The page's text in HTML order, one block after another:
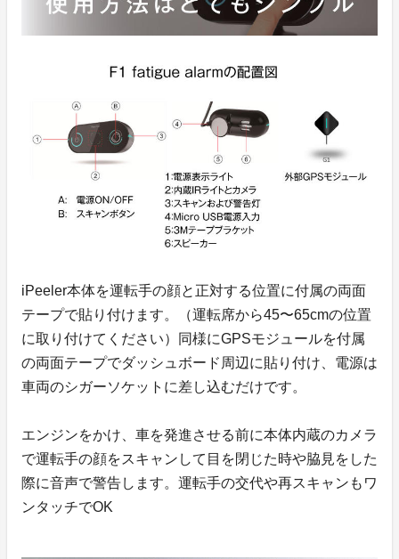
iPeeler本体を運転手の顔と正対する位置に付属の両面
テープで貼り付けます。（運転席から45〜65cmの位置
に取り付けてください）同様にGPSモジュールを付属
の両面テープでダッシュボード周辺に貼り付け、電源は
車両のシガーソケットに差し込むだけです。
エンジンをかけ、車を発進させる前に本体内蔵のカメラ
で運転手の顔をスキャンして目を閉じた時や脇見をした
際に音声で警告します。運転手の交代や再スキャンもワ
ンタッチでOK